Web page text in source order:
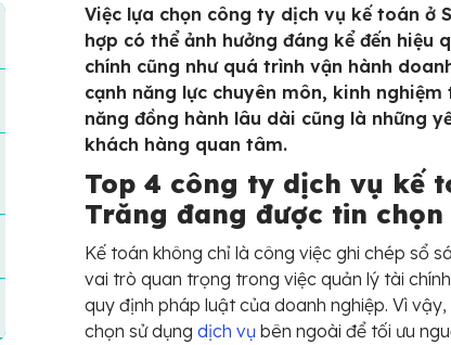
Việc lựa chọn công ty dịch vụ kế toán ở
hợp có thể ảnh hưởng đáng kể đến hiệu
chính cũng như quá trình vận hành
cạnh năng lực chuyên môn, kinh
năng đồng hành lâu dài cũng là những
khách hàng quan tâm.
Top 4 công ty dịch vụ kế
Trăng đang được tin chọn
Kế toán không chỉ là công việc ghi chép sổ
vai trò quan trọng trong việc quản lý tài
quy định pháp luật của doanh nghiệp. Vì vậy,
chọn sử dụngdịch vụ bên ngoài để tối ưu